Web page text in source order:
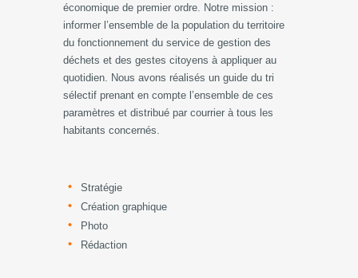
économique de premier ordre. Notre mission :
informer l’ensemble de la population du territoire
du fonctionnement du service de gestion des
déchets et des gestes citoyens à appliquer au
quotidien. Nous avons réalisés un guide du tri
sélectif prenant en compte l’ensemble de ces
paramètres et distribué par courrier à tous les
habitants concernés.
Stratégie
Création graphique
Photo
Rédaction